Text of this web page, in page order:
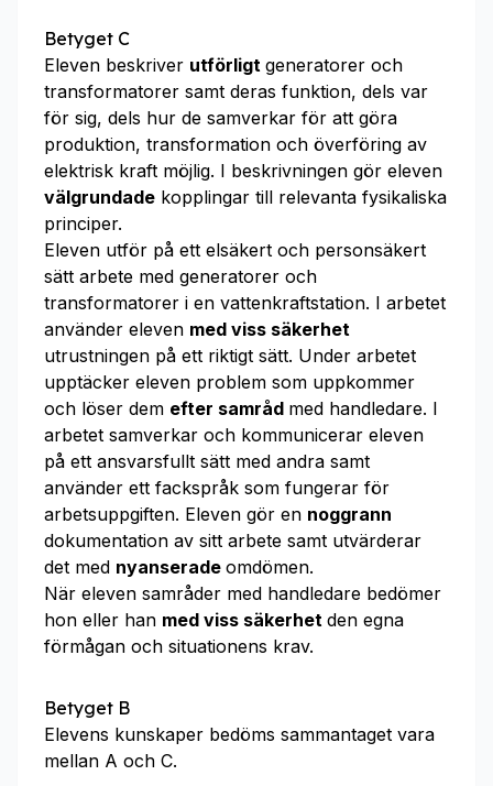
Betyget C
Eleven beskriver utförligt generatorer och
transformatorer samt deras funktion, dels var
för sig, dels hur de samverkar för att göra
produktion, transformation och överföring av
elektrisk kraft möjlig. I beskrivningen gör eleven
välgrundade kopplingar till relevanta fysikaliska
principer.
Eleven utför på ett elsäkert och personsäkert
sätt arbete med generatorer och
transformatorer i en vattenkraftstation. I arbetet
använder eleven med viss säkerhet
utrustningen på ett riktigt sätt. Under arbetet
upptäcker eleven problem som uppkommer
och löser dem efter samråd med handledare. I
arbetet samverkar och kommunicerar eleven
på ett ansvarsfullt sätt med andra samt
använder ett fackspråk som fungerar för
arbetsuppgiften. Eleven gör en noggrann
dokumentation av sitt arbete samt utvärderar
det med nyanserade omdömen.
När eleven samråder med handledare bedömer
hon eller han med viss säkerhet den egna
förmågan och situationens krav.
Betyget B
Elevens kunskaper bedöms sammantaget vara
mellan A och C.